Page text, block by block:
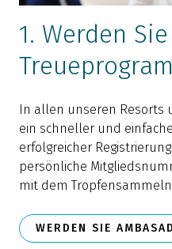
1. Werden
In allen unseren Resorts
ein schneller und
erfolgreicher
persönliche
mit dem
WERDEN SIE